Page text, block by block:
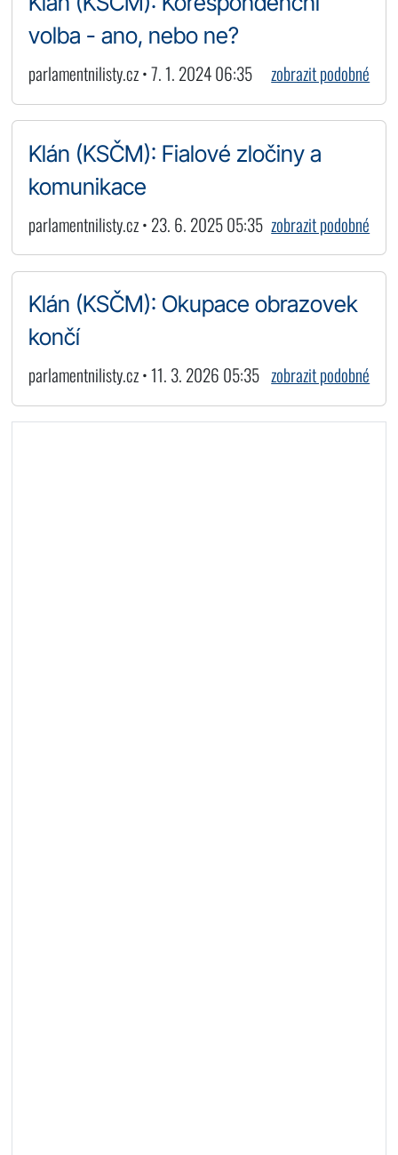
volba - ano, nebo ne?
parlamentnilisty.cz • 7. 1. 2024 06:35 zobrazit podobné
Klán (KSČM): Fialové zločiny a
komunikace
parlamentnilisty.cz • 23. 6. 2025 05:35 zobrazit podobné
Klán (KSČM): Okupace obrazovek
končí
parlamentnilisty.cz • 11. 3. 2026 05:35 zobrazit podobné